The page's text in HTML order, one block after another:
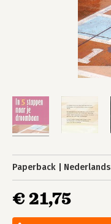
Paperback Nederlands
€ 21,75